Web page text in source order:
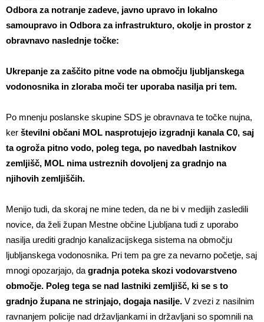
Odbora za notranje zadeve, javno upravo in lokalno
samoupravo in Odbora za infrastrukturo, okolje in prostor z
obravnavo naslednje točke:
Ukrepanje za zaščito pitne vode na območju ljubljanskega
vodonosnika in zloraba moči ter uporaba nasilja pri tem.
Po mnenju poslanske skupine SDS je obravnava te točke nujna,
ker številni občani MOL nasprotujejo izgradnji kanala C0, saj
ta ogroža pitno vodo, poleg tega, po navedbah lastnikov
zemljišč, MOL nima ustreznih dovoljenj za gradnjo na
njihovih zemljiščih.
Menijo tudi, da skoraj ne mine teden, da ne bi v medijih zasledili
novice, da želi župan Mestne občine Ljubljana tudi z uporabo
nasilja urediti gradnjo kanalizacijskega sistema na območju
ljubljanskega vodonosnika. Pri tem pa gre za nevarno početje, saj
mnogi opozarjajo, da gradnja poteka skozi vodovarstveno
območje. Poleg tega se nad lastniki zemljišč, ki se s to
gradnjo župana ne strinjajo, dogaja nasilje. V zvezi z nasilnim
ravnanjem policije nad državljankami in državljani so spomnili na